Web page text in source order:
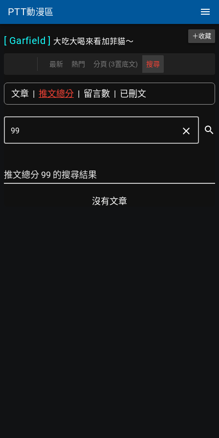
PTT動漫區
[ Garfield ] 大吃大喝來看加菲貓～
＋收藏
最新 熱門 分頁 (3置底文) 搜尋
文章 | 推文總分 | 留言數 | 已刪文
clear search
推文總分 99 的搜尋結果
沒有文章